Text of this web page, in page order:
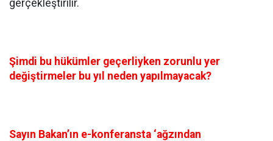
gerçekleştirilir.
Şimdi bu hükümler geçerliyken zorunlu yer
değiştirmeler bu yıl neden yapılmayacak?
Sayın Bakan’ın e-konferansta ‘ağzından